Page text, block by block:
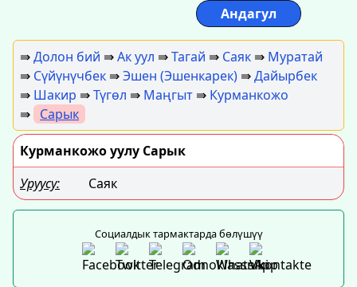
Андагул
⇛Долон бий ⇛Ак уул ⇛Тагай ⇛ Саяк ⇛ Муратай
⇛ Сүйүнүчбек ⇛Эшен (Эшенкарек) ⇛Дайырбек
⇛ Шакир ⇛Түгөл ⇛ Маңгыт ⇛ Курманкожо
⇛ Сарык
Курманкожо уулу Сарык
Уруусу:
Саяк
Социалдык тармактарда бөлүшүү